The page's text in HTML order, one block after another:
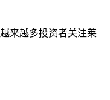
来越多投资者关注莱